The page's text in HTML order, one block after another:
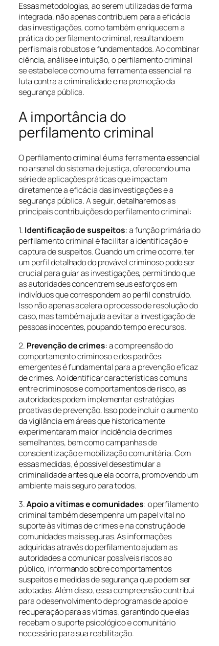
Essas metodologias, ao serem utilizadas de forma
integrada, não apenas contribuem para a eficácia
das investigações, como também enriquecem a
prática do perfilamento criminal, resultando em
perfis mais robustos e fundamentados. Ao combinar
ciência, análise e intuição, o perfilamento criminal
se estabelece como uma ferramenta essencial na
luta contra a criminalidade e na promoção da
segurança pública.
A importância do
perfilamento criminal
O perfilamento criminal é uma ferramenta essencial
no arsenal do sistema de justiça, oferecendo uma
série de aplicações práticas que impactam
diretamente a eficácia das investigações e a
segurança pública. A seguir, detalharemos as
principais contribuições do perfilamento criminal:
1. Identificação de suspeitos: a função primária do
perfilamento criminal é facilitar a identificação e
captura de suspeitos. Quando um crime ocorre, ter
um perfil detalhado do provável criminoso pode ser
crucial para guiar as investigações, permitindo que
as autoridades concentrem seus esforços em
indivíduos que correspondem ao perfil construído.
Isso não apenas acelera o processo de resolução do
caso, mas também ajuda a evitar a investigação de
pessoas inocentes, poupando tempo e recursos.
2. Prevenção de crimes: a compreensão do
comportamento criminoso e dos padrões
emergentes é fundamental para a prevenção eficaz
de crimes. Ao identificar características comuns
entre criminosos e comportamentos de risco, as
autoridades podem implementar estratégias
proativas de prevenção. Isso pode incluir o aumento
da vigilância em áreas que historicamente
experimentaram maior incidência de crimes
semelhantes, bem como campanhas de
conscientização e mobilização comunitária. Com
essas medidas, é possível desestimular a
criminalidade antes que ela ocorra, promovendo um
ambiente mais seguro para todos.
3.Apoio a vítimas e comunidades: o perfilamento
criminal também desempenha um papel vital no
suporte às vítimas de crimes e na construção de
comunidades mais seguras. As informações
adquiridas através do perfilamento ajudam as
autoridades a comunicar possíveis riscos ao
público, informando sobre comportamentos
suspeitos e medidas de segurança que podem ser
adotadas. Além disso, essa compreensão contribui
para o desenvolvimento de programas de apoio e
recuperação para as vítimas, garantindo que elas
recebam o suporte psicológico e comunitário
necessário para sua reabilitação.